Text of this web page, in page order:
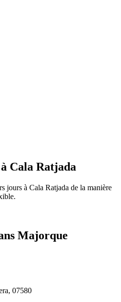
Cala Ratjada
jours à Cala Ratjada de la manière
Majorque
07580